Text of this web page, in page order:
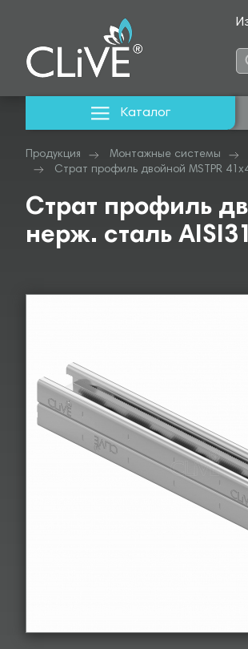
Каталог
Продукция Монтажные системы
Страт профиль двойной MSTPR
Страт профиль
нерж. сталь